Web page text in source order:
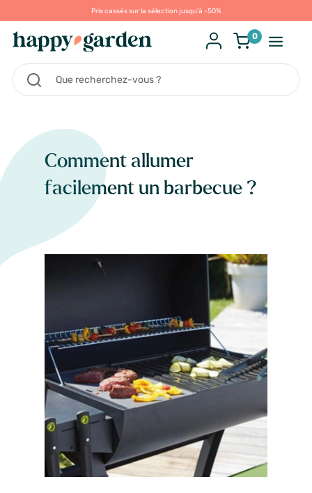
Prix cassés sur la sélection jusqu'à -50%
0
Comment allumer
facilement un barbecue ?